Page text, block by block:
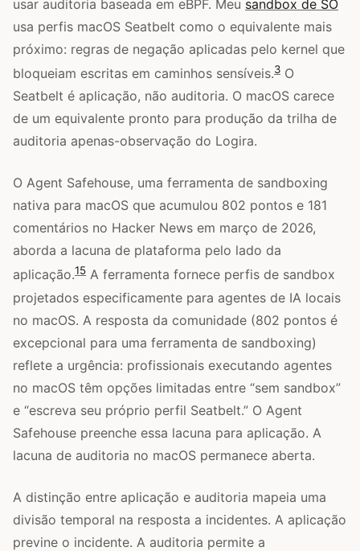
usar auditoria baseada em eBPF. Meu sandbox de SO
usa perfis macOS Seatbelt como o equivalente mais
próximo: regras de negação aplicadas pelo kernel que
bloqueiam escritas em caminhos sensíveis.3 O
Seatbelt é aplicação, não auditoria. O macOS carece
de um equivalente pronto para produção da trilha de
auditoria apenas-observação do Logira.
O Agent Safehouse, uma ferramenta de sandboxing
nativa para macOS que acumulou 802 pontos e 181
comentários no Hacker News em março de 2026,
aborda a lacuna de plataforma pelo lado da
aplicação.15 A ferramenta fornece perfis de sandbox
projetados especificamente para agentes de IA locais
no macOS. A resposta da comunidade (802 pontos é
excepcional para uma ferramenta de sandboxing)
reflete a urgência: profissionais executando agentes
no macOS têm opções limitadas entre “sem sandbox”
e “escreva seu próprio perfil Seatbelt.” O Agent
Safehouse preenche essa lacuna para aplicação. A
lacuna de auditoria no macOS permanece aberta.
A distinção entre aplicação e auditoria mapeia uma
divisão temporal na resposta a incidentes. A aplicação
previne o incidente. A auditoria permite a